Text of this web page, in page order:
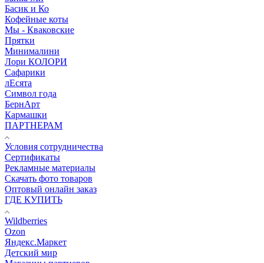
Басик и Ко
Кофейные коты
Мы - Кваковские
Прятки
Минималини
Лори КОЛОРИ
Сафарики
лЕсята
Символ года
БернАрт
Кармашки
ПАРТНЕРАМ
Условия сотрудничества
Сертификаты
Рекламные материалы
Скачать фото товаров
Оптовый онлайн заказ
ГДЕ КУПИТЬ
Wildberries
Ozon
Яндекс.Маркет
Детский мир